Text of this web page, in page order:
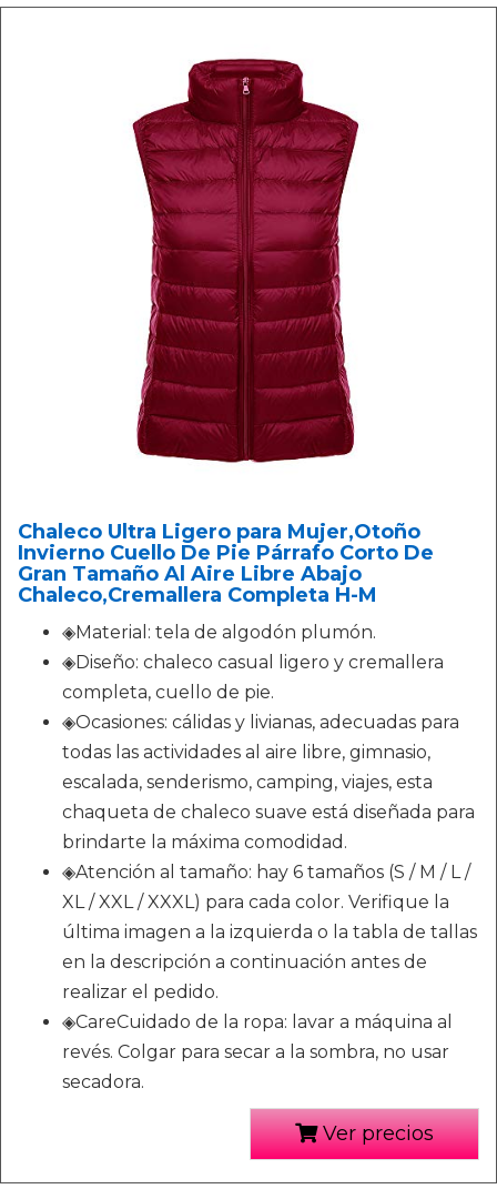
Chaleco Ultra Ligero para Mujer,Otoño
Invierno Cuello De Pie Párrafo Corto De
Gran Tamaño Al Aire Libre Abajo
Chaleco,Cremallera Completa H-M
◈Material: tela de algodón plumón.
◈Diseño: chaleco casual ligero y cremallera
completa, cuello de pie.
◈Ocasiones: cálidas y livianas, adecuadas para
todas las actividades al aire libre, gimnasio,
escalada, senderismo, camping, viajes, esta
chaqueta de chaleco suave está diseñada para
brindarte la máxima comodidad.
◈Atención al tamaño: hay 6 tamaños (S / M / L /
XL / XXL / XXXL) para cada color. Verifique la
última imagen a la izquierda o la tabla de tallas
en la descripción a continuación antes de
realizar el pedido.
◈CareCuidado de la ropa: lavar a máquina al
revés. Colgar para secar a la sombra, no usar
secadora.
Ver precios